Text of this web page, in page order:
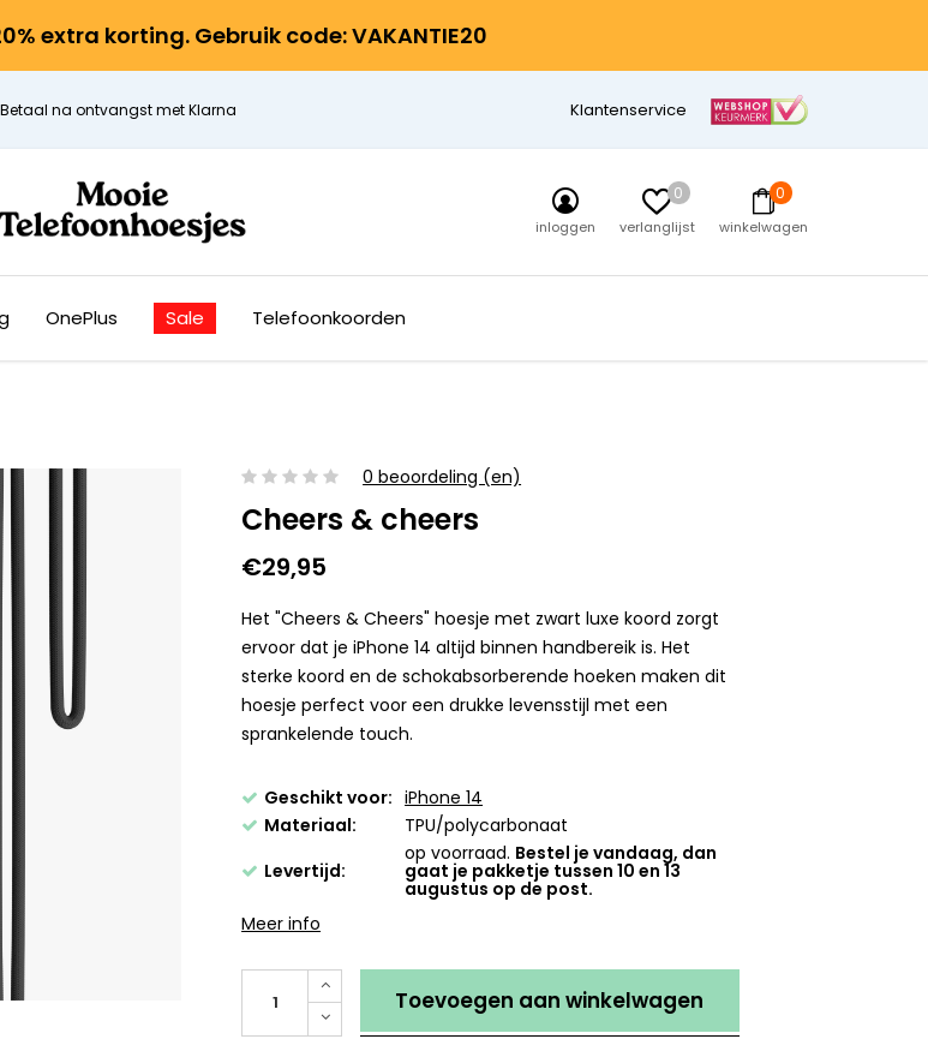
extra korting. Gebruik code: VAKANTIE20
Betaal na ontvangst met Klarna Klantenservice
inloggen
0
verlanglijst
0
winkelwagen
OnePlus Sale Telefoonkoorden
0 beoordeling (en)
Cheers & cheers
€29,95
Het "Cheers & Cheers" hoesje met zwart luxe koord zorgt
ervoor dat je iPhone 14 altijd binnen handbereik is. Het
sterke koord en de schokabsorberende hoeken maken dit
hoesje perfect voor een drukke levensstijl met een
sprankelende touch.
Geschikt voor: iPhone 14
Materiaal:
TPU/polycarbonaat
Levertijd:
op voorraad. Bestel je vandaag, dan
gaat je pakketje tussen 10 en 13
augustus op de post.
Meer info
Toevoegen aan winkelwagen